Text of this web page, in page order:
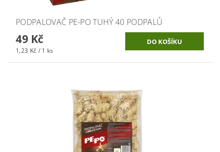
PODPALOVAČ PE-PO TUHÝ 40 PODPALŮ
49 Kč
1,23 Kč / 1 ks